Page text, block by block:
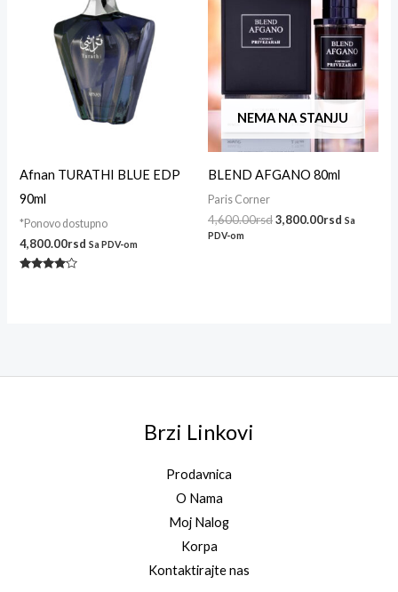
Afnan TURATHI BLUE EDP
90ml
*Ponovo dostupno
4,800.00rsd Sa PDV-om
NEMA NA STANJU
BLEND AFGANO 80ml
Paris Corner
4,600.00rsd3,800.00rsd Sa
PDV-om
Brzi Linkovi
Prodavnica
O Nama
Moj Nalog
Korpa
Kontaktirajte nas